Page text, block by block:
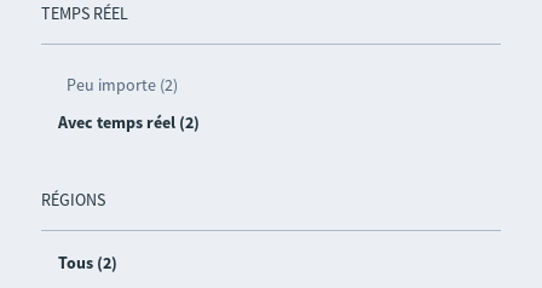
TEMPS RÉEL
Peu importe (2)
Avec temps réel (2)
RÉGIONS
Tous (2)